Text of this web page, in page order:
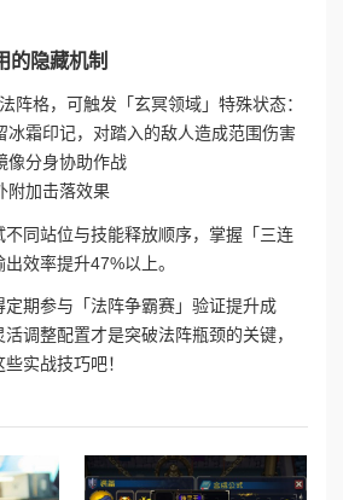
的隐藏机制
阵格，可触发「玄冥领域」特殊状态：
冰霜印记，对踏入的敌人造成范围伤害
像分身协助作战
附加击落效果
同站位与技能释放顺序，掌握「三连
效率提升47%以上。
期参与「法阵争霸赛」验证提升成
调整配置才是突破法阵瓶颈的关键，
实战技巧吧！